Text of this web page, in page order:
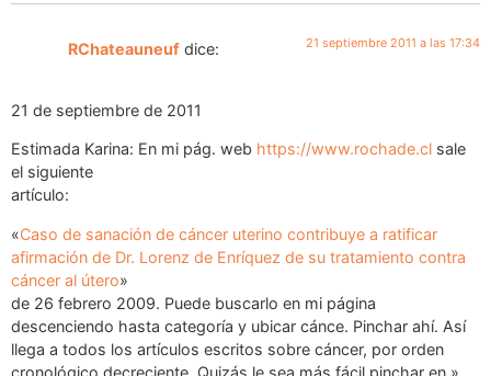
RChateauneuf dice: 21 septiembre 2011 a las 17:34
21 de septiembre de 2011
Estimada Karina: En mi pág. web https://www.rochade.cl sale
el siguiente
artículo:
«Caso de sanación de cáncer uterino contribuye a ratificar
afirmación de Dr. Lorenz de Enríquez de su tratamiento contra
cáncer al útero»
de 26 febrero 2009. Puede buscarlo en mi página
descenciendo hasta categoría y ubicar cánce. Pinchar ahí. Así
llega a todos los artículos escritos sobre cáncer, por orden
cronológico decreciente. Quizás le sea más fácil pinchar en »